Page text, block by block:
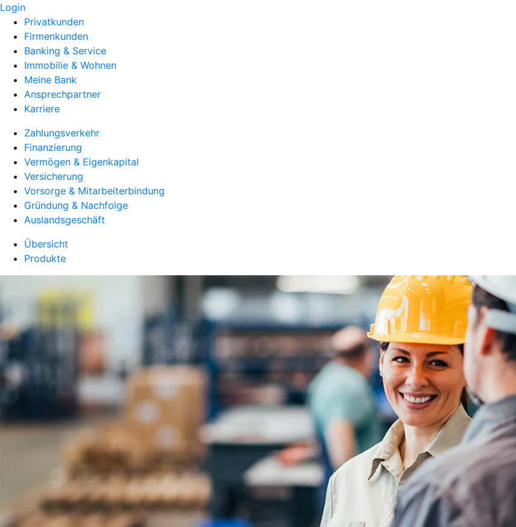
Login
Privatkunden
Firmenkunden
Banking & Service
Immobilie & Wohnen
Meine Bank
Ansprechpartner
Karriere
Zahlungsverkehr
Finanzierung
Vermögen & Eigenkapital
Versicherung
Vorsorge & Mitarbeiterbindung
Gründung & Nachfolge
Auslandsgeschäft
Übersicht
Produkte